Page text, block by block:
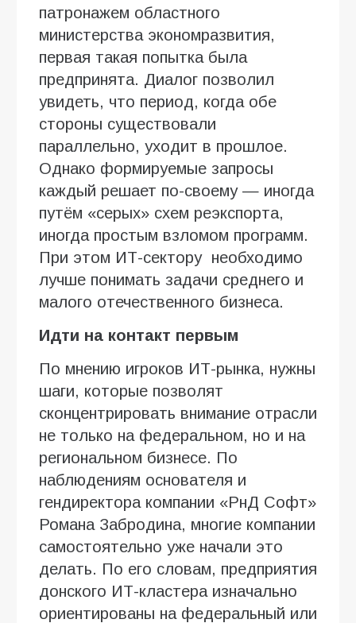
патронажем областного
министерства экономразвития,
первая такая попытка была
предпринята. Диалог позволил
увидеть, что период, когда обе
стороны существовали
параллельно, уходит в прошлое.
Однако формируемые запросы
каждый решает по-своему — иногда
путём «серых» схем реэкспорта,
иногда простым взломом программ.
При этом ИТ-сектору необходимо
лучше понимать задачи среднего и
малого отечественного бизнеса.
Идти на контакт первым
По мнению игроков ИТ-рынка, нужны
шаги, которые позволят
сконцентрировать внимание отрасли
не только на федеральном, но и на
региональном бизнесе. По
наблюдениям основателя и
гендиректора компании «РнД Софт»
Романа Забродина, многие компании
самостоятельно уже начали это
делать. По его словам, предприятия
донского ИТ-кластера изначально
ориентированы на федеральный или